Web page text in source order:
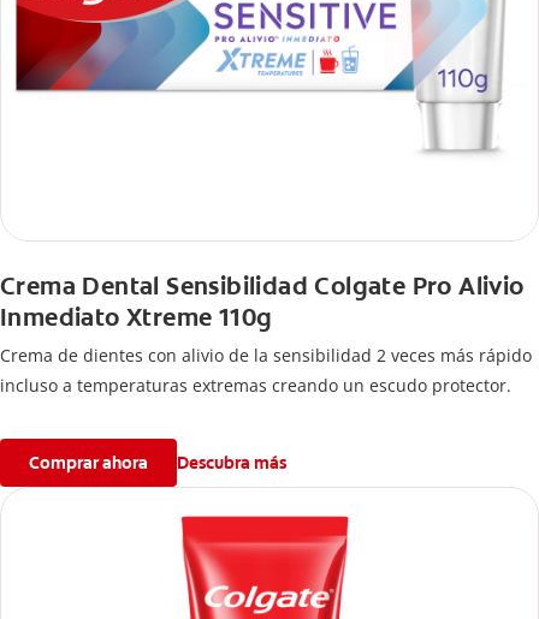
Crema Dental Sensibilidad Colgate Pro Alivio
Inmediato Xtreme 110g
Crema de dientes con alivio de la sensibilidad 2 veces más rápido
incluso a temperaturas extremas creando un escudo protector.
Comprar ahora Descubra más